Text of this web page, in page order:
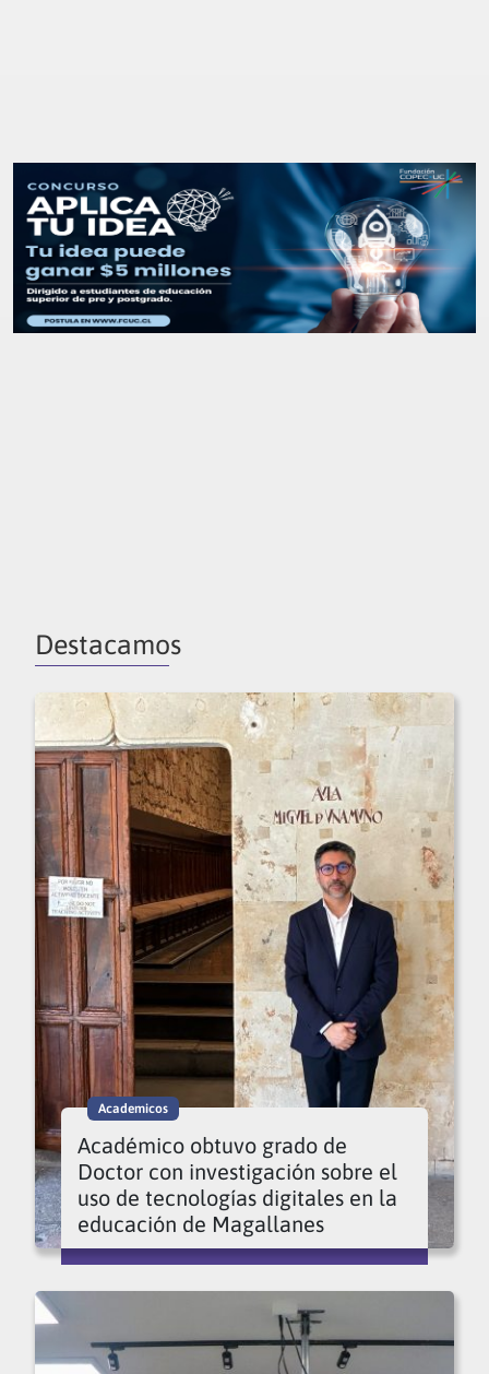
Destacamos
Academicos
Académico obtuvo grado de
Doctor con investigación sobre el
uso de tecnologías digitales en la
educación de Magallanes